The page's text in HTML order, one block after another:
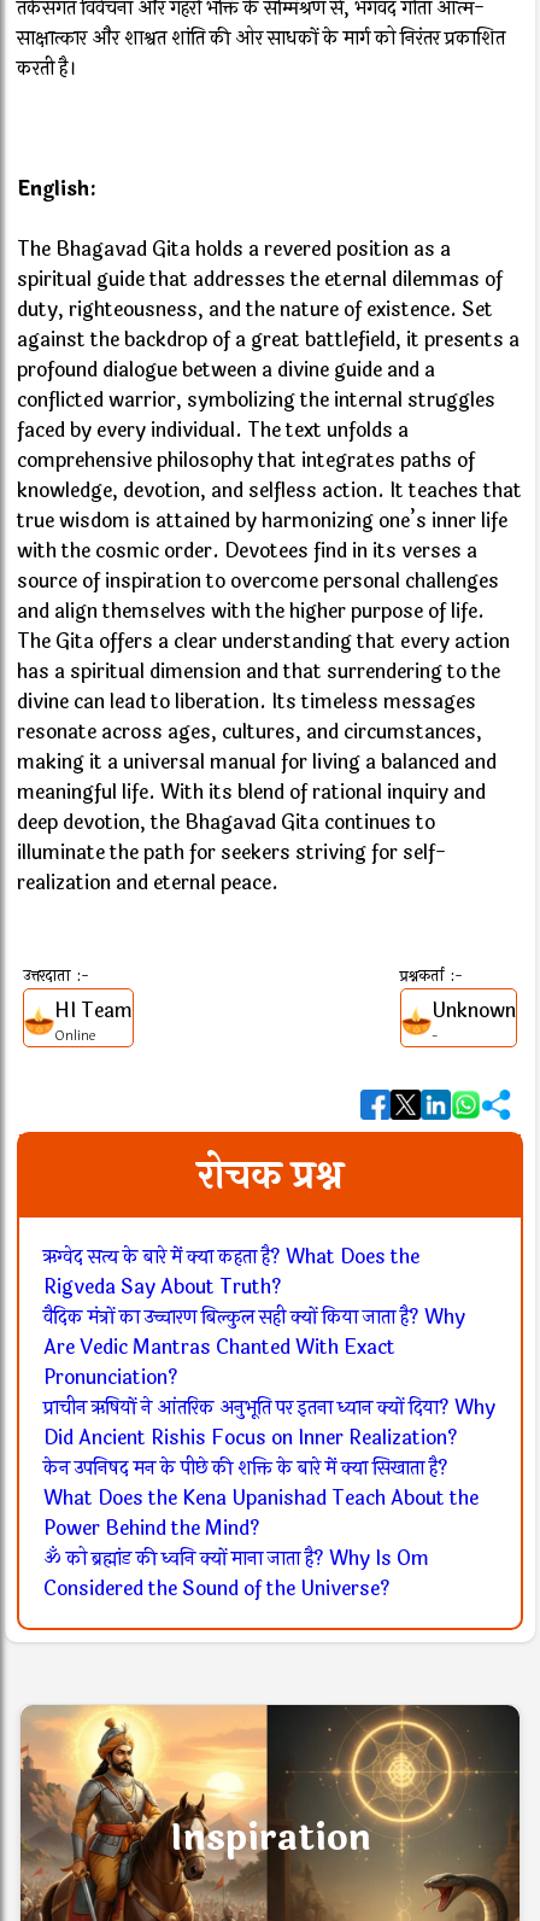
तर्कसंगत विवेचना और गहरी भक्ति के सम्मिश्रण से, भगवद गीता आत्म-
साक्षात्कार और शाश्वत शांति की ओर साधकों के मार्ग को निरंतर प्रकाशित
करती है।
English:
The Bhagavad Gita holds a revered position as a
spiritual guide that addresses the eternal dilemmas of
duty, righteousness, and the nature of existence. Set
against the backdrop of a great battlefield, it presents a
profound dialogue between a divine guide and a
conflicted warrior, symbolizing the internal struggles
faced by every individual. The text unfolds a
comprehensive philosophy that integrates paths of
knowledge, devotion, and selfless action. It teaches that
true wisdom is attained by harmonizing one’s inner life
with the cosmic order. Devotees find in its verses a
source of inspiration to overcome personal challenges
and align themselves with the higher purpose of life.
The Gita offers a clear understanding that every action
has a spiritual dimension and that surrendering to the
divine can lead to liberation. Its timeless messages
resonate across ages, cultures, and circumstances,
making it a universal manual for living a balanced and
meaningful life. With its blend of rational inquiry and
deep devotion, the Bhagavad Gita continues to
illuminate the path for seekers striving for self-
realization and eternal peace.
उत्तरदाता :-
HI Team
Online
प्रश्नकर्ता :-
Unknown
-
रोचक प्रश्न
ऋग्वेद सत्य के बारे में क्या कहता है? What Does the
Rigveda Say About Truth?
वैदिक मंत्रों का उच्चारण बिल्कुल सही क्यों किया जाता है? Why
Are Vedic Mantras Chanted With Exact
Pronunciation?
प्राचीन ऋषियों ने आंतरिक अनुभूति पर इतना ध्यान क्यों दिया? Why
Did Ancient Rishis Focus on Inner Realization?
केन उपनिषद मन के पीछे की शक्ति के बारे में क्या सिखाता है?
What Does the Kena Upanishad Teach About the
Power Behind the Mind?
ॐ को ब्रह्मांड की ध्वनि क्यों माना जाता है? Why Is Om
Considered the Sound of the Universe?
Inspiration